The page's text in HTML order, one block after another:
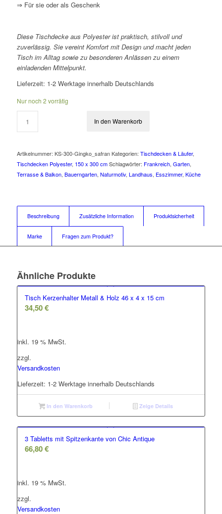
⇒ Für sie oder als Geschenk
Diese Tischdecke aus Polyester ist praktisch, stilvoll und
zuverlässig. Sie vereint Komfort mit Design und macht jeden
Tisch im Alltag sowie zu besonderen Anlässen zu einem
einladenden Mittelpunkt.
Lieferzeit: 1-2 Werktage innerhalb Deutschlands
Nur noch 2 vorrätig
In den Warenkorb
Artikelnummer: KS-300-Gingko_safran Kategorien: Tischdecken & Läufer,
Tischdecken Polyester, 150 x 300 cm Schlagwörter: Frankreich, Garten,
Terrasse & Balkon, Bauerngarten, Naturmotiv, Landhaus, Esszimmer, Küche
Beschreibung Zusätzliche Information Produktsicherheit
Marke Fragen zum Produkt?
Ähnliche Produkte
Tisch Kerzenhalter Metall & Holz 46 x 4 x 15 cm
34,50€
inkl. 19 % MwSt.
zzgl.
Versandkosten
Lieferzeit: 1-2 Werktage innerhalb Deutschlands
In den Warenkorb Zeige Details
3 Tabletts mit Spitzenkante von Chic Antique
66,80€
inkl. 19 % MwSt.
zzgl.
Versandkosten